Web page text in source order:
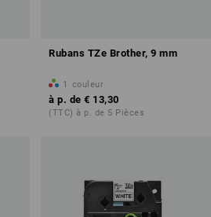
Rubans TZe Brother, 9 mm
1 couleur
à p. de € 13,30
(TTC) à p. de 5 Pièces